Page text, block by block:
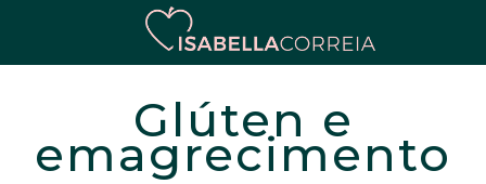
Glúten e
emagrecimento